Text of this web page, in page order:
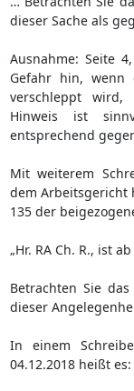
dieser Sache als
Ausnahme: Seite
Gefahr hin, wenn
verschleppt wird,
Hinweis ist
entsprechend
Mit weiterem
dem Arbeitsgericht
135 der
„Hr. RA Ch. R., ist
Betrachten Sie
dieser
In einem
04.12.2018 heißt es: